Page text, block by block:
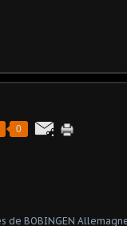
0